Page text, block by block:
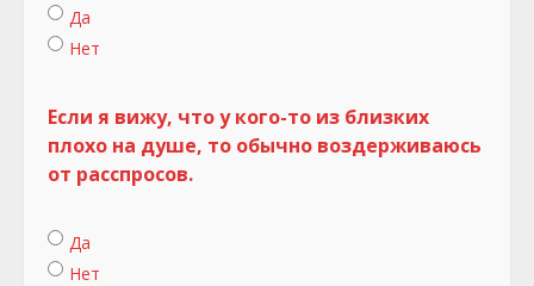
Да
Нет
Если я вижу, что у кого-то из близких
плохо на душе, то обычно воздерживаюсь
от расспросов.
Да
Нет